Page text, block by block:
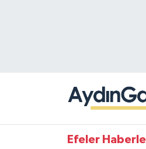
Efeler
Süper Lig Puan Durumu
Tüm Manşetler